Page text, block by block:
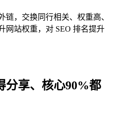
链，交换同行相关、权重高、
网站权重，对 SEO 排名提升
分享、核心90%都